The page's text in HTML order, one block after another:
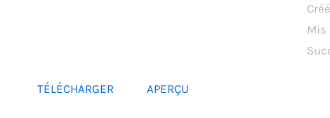
Mis
TÉLÉCHARGER APERÇU